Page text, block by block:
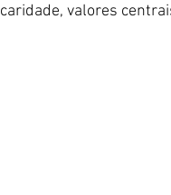
caridade, valores